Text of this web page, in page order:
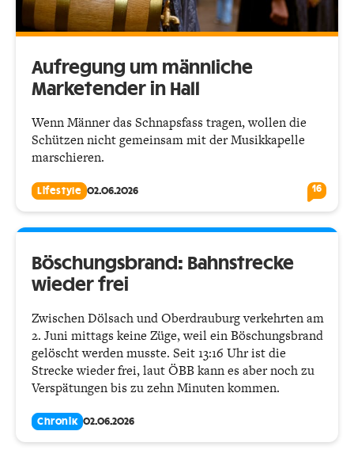
Aufregung um männliche
Marketender in Hall
Wenn Männer das Schnapsfass tragen, wollen die
Schützen nicht gemeinsam mit der Musikkapelle
marschieren.
Lifestyle 02.06.2026 16
Böschungsbrand: Bahnstrecke
wieder frei
Zwischen Dölsach und Oberdrauburg verkehrten am
2. Juni mittags keine Züge, weil ein Böschungsbrand
gelöscht werden musste. Seit 13:16 Uhr ist die
Strecke wieder frei, laut ÖBB kann es aber noch zu
Verspätungen bis zu zehn Minuten kommen.
Chronik 02.06.2026